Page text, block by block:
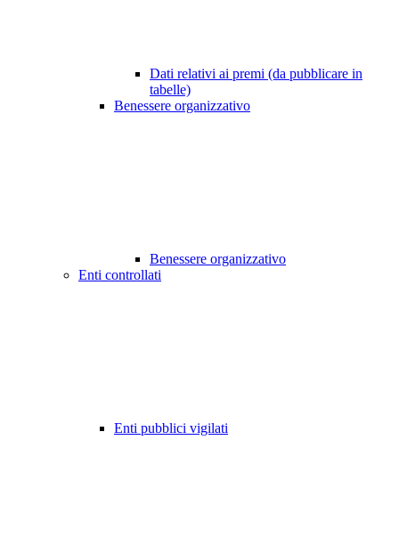
Dati relativi ai premi (da pubblicare in
tabelle)
Benessere organizzativo
Benessere organizzativo
Enti controllati
Enti pubblici vigilati